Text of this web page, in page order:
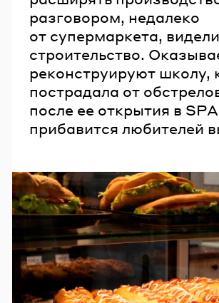
разговором, недалеко
от супермаркета, видели
строительство.
реконструируют школу,
пострадала от
после ее открытия в
прибавится любителей